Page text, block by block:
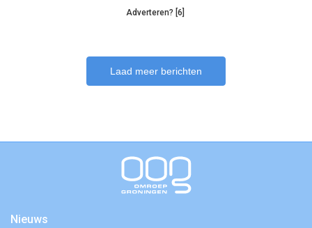
Adverteren? [6]
Laad meer berichten
Nieuws